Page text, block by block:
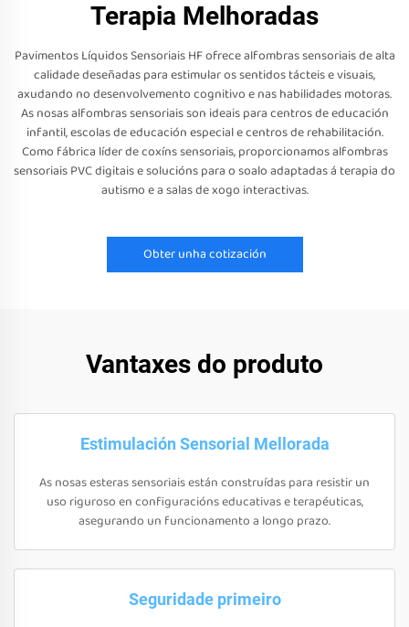
Terapia Melhoradas
Pavimentos Líquidos Sensoriais HF ofrece alfombras sensoriais de alta
calidade deseñadas para estimular os sentidos tácteis e visuais,
axudando no desenvolvemento cognitivo e nas habilidades motoras.
As nosas alfombras sensoriais son ideais para centros de educación
infantil, escolas de educación especial e centros de rehabilitación.
Como fábrica líder de coxíns sensoriais, proporcionamos alfombras
sensoriais PVC digitais e solucións para o soalo adaptadas á terapia do
autismo e a salas de xogo interactivas.
Obter unha cotización
Vantaxes do produto
Estimulación Sensorial Mellorada
As nosas esteras sensoriais están construídas para resistir un
uso riguroso en configuracións educativas e terapéuticas,
asegurando un funcionamento a longo prazo.
Seguridade primeiro